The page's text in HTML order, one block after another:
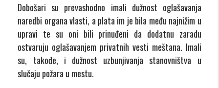
Dobošari su prevashodno imali dužnost oglašavanja
naredbi organa vlasti, a plata im je bila među najnižim u
upravi te su oni bili prinuđeni da dodatnu zaradu
ostvaruju oglašavanjem privatnih vesti meštana. Imali
su, takođe, i dužnost uzbunjivanja stanovništva u
slučaju požara u mestu.